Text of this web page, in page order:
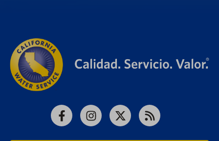
FacebookInstagram
X RSS